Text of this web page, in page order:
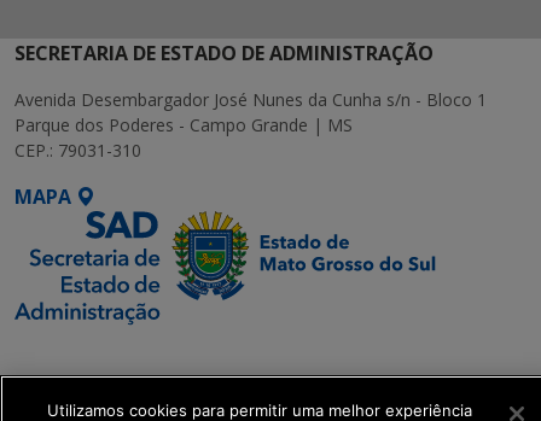
SECRETARIA DE ESTADO DE ADMINISTRAÇÃO
Avenida Desembargador José Nunes da Cunha s/n - Bloco 1
Parque dos Poderes - Campo Grande | MS
CEP.: 79031-310
MAPA
Executiva de
Transformação Digital
Utilizamos cookies para permitir uma melhor experiência